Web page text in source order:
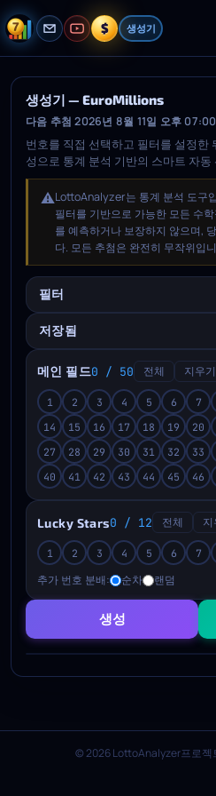
$ 생성기
생성기 — EuroMillions
다음 추첨 2026년 8월 11일 오후 07:00
번호를 직접 선택하고 필터를 설정한
성으로 통계 분석 기반의 스마트 자동
다. 생성 후 마음에 드는 조합을 고르
추첨 날짜를 선택해 저장하세요.
⚠️LottoAnalyzer는 통계 분석 도구
필터를 기반으로 가능한 모든 수
를 예측하거나 보장하지 않으며,
다. 모든 추첨은 완전히 무작위입
필터
메인 필드0 / 50 전체 지우기
1 2 3 4 5 6 7
14
15 16 17 18 19 20
27
28 29 30 31 32 33
40
41 42 43 44 45 46
Lucky Stars0 / 12 전체 지
1 2 3 4 5 6 7
추가 번호 분배: 순차 랜덤
생성
저장됨
© 2026 LottoAnalyzer프로젝